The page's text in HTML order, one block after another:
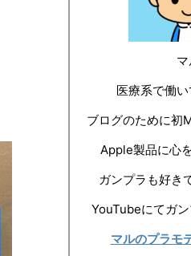
医療系で働い
ブログのために初
Apple製品に心
ガンプラも好き
YouTubeにてガ
マルのプラモ